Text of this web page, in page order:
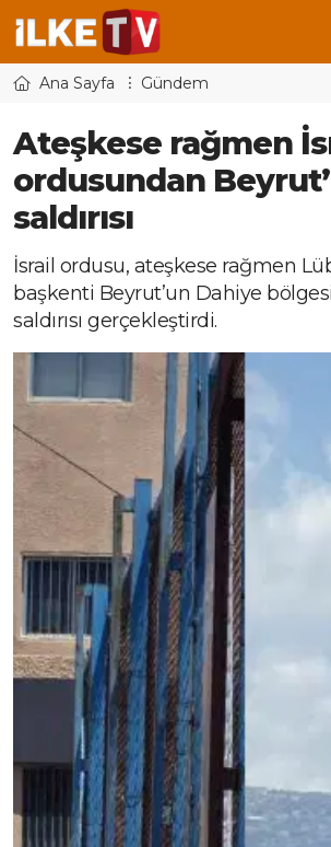
Ana Sayfa Gündem
Ateşkese rağmen
ordusundan
saldırısı
İsrail ordusu, ateşkese rağmen
başkenti Beyrut’un Dahiye
saldırısı gerçekleştirdi.